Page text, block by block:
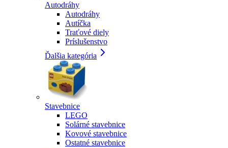
Autodráhy
Autodráhy
Autíčka
Traťové diely
Príslušenstvo
Ďalšia kategória
Stavebnice
LEGO
Solárné stavebnice
Kovové stavebnice
Ostatné stavebnice